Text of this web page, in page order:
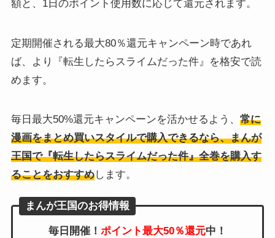
額と、1日のポイント使用数に応じて還元されます。
定期開催される最大80％還元キャンペーン時であれ
ば、より『転生したらスライムだった件』を格安で読
めます。
毎日最大50%還元キャンペーンを活かせるよう、 常に
漫画をまとめ買いスタイルで購入できるなら、まんが
王国で『転生したらスライムだった件』全巻を購入す
ることをおすすめします。
まんが王国のお得情報
毎日開催！ ポイント最大50％還元中！